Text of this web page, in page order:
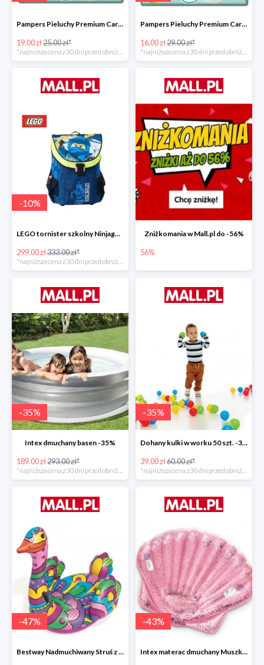
Pampers Pieluchy Premium Care 0 Newborn -24%
19.00 zł25.00 zł*
*najniższa cena z 30 dni przed obniżką
Pampers Pieluchy Premium Care 1 Newborn -44%
16.00 zł29.00 zł*
*najniższa cena z 30 dni przed obniżką
-10%
LEGO tornister szkolny Ninjago JAY of Lightning Easy
299.00 zł333.00 zł*
Zniżkomania w Mall.pl do -56%
56%
-35%
Intex dmuchany basen -35%
189.00 zł293.00 zł*
-35%
Dohany kulki w worku 50 szt. -35%
39.00 zł60.00 zł*
-47%
Bestway Nadmuchiwany Struś z uchwytami -47%
-43%
Intex materac dmuchany Muszka -42%